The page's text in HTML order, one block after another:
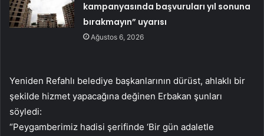
kampanyasında başvuruları yıl sonuna
bırakmayın” uyarısı
Ağustos 6, 2026
Yeniden Refahlı belediye başkanlarının dürüst, ahlaklı bir
şekilde hizmet yapacağına değinen Erbakan şunları
söyledi:
“Peygamberimiz hadisi şerifinde ‘Bir gün adaletle